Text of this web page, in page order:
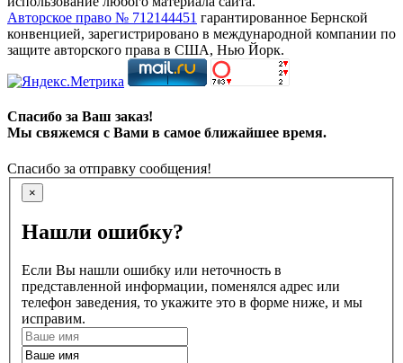
Авторское право № 712144451 гарантированное Бернской
конвенцией, зарегистрировано в международной компании по
защите авторского права в США, Нью Йорк.
Спасибо за Ваш заказ!
Мы свяжемся с Вами в самое ближайшее время.
Спасибо за отправку сообщения!
×
Нашли ошибку?
Если Вы нашли ошибку или неточность в
представленной информации, поменялся адрес или
телефон заведения, то укажите это в форме ниже, и мы
исправим.